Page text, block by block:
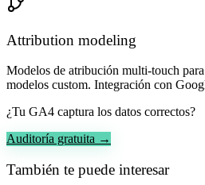
Attribution modeling
Modelos de atribución multi-touch
modelos custom. Integración con
¿Tu GA4 captura los datos correctos?
Auditoría gratuita →
También te puede interesar